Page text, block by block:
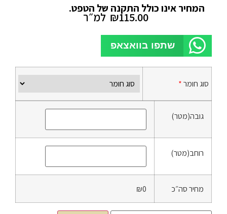
המחיר אינו כולל התקנה של הטפט.
₪115.00 למ״ר
שתפו בוואצאפ
סוג חומר*
גובה(מטר)
רוחב(מטר)
מחיר סה״כ ₪0